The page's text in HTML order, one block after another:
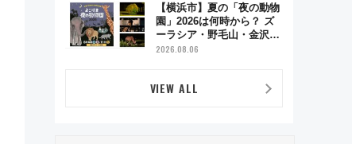
YouTubeが公開に
【横浜市】夏の「夜の動物
園」2026は何時から？ ズ
ーラシア・野毛山・金沢の
電車アクセスや見どころ、
2026.08.06
VIEW ALL